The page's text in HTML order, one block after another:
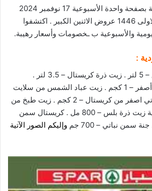
عروض سبار السعودية بصفحة واحدة الأسبوعية 17 نوفمبر 2024
الموافق 15 جمادى الاولى 1446 عروض الاثنين الكبير . اكتشفوا
والأسبوعية ب ـخصومات وأسعار رهيبة.
:
هلا زيت دوار الشمس – 5 لتر . زيت ذرة كريستال – 3.5 لتر .
كريستال سمن نباتي أصفر – 1 كجم . زيت عباد الشمس من سلايت
– 2.25 لتر . سمن نباتي اصفر من كريستال – 2 كجم . زيت طبخ من
صني – 4.4 لتر . عافية زيت ذرة بلس – 800 مل . كريستال سمن
وإليكم الصور الآتية